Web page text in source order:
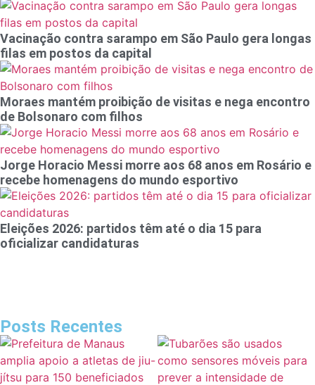
Vacinação contra sarampo em São Paulo gera longas
filas em postos da capital
Moraes mantém proibição de visitas e nega encontro
de Bolsonaro com filhos
Jorge Horacio Messi morre aos 68 anos em Rosário e
recebe homenagens do mundo esportivo
Eleições 2026: partidos têm até o dia 15 para
oficializar candidaturas
Posts Recentes